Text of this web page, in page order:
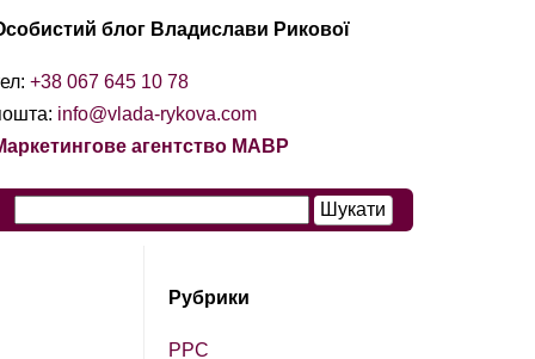
блог Владислави Рикової
+38 067 645 10 78
info@vlada-rykova.com
агентство МАВР
Рубрики
PPC